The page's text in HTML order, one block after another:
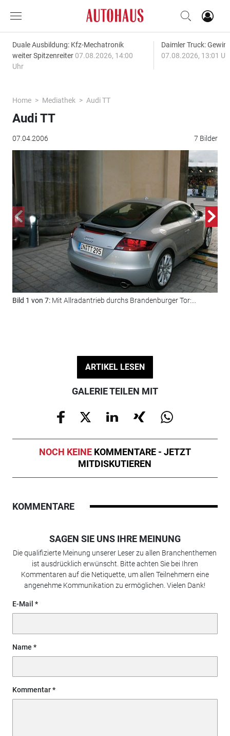
Duale Ausbildung: Kfz-Mechatronik
weiter Spitzenreiter 07.08.2026, 14:00
Uhr
Daimler Truck:
07.08.2026, 13:01
Home Mediathek Audi TT
07.04.2006 7 Bilder
Audi TT
Bild 1 von 7: Mit Allradantrieb durchs Brandenburger Tor:...
ARTIKEL LESEN
GALERIE TEILEN MIT
NOCH KEINE KOMMENTARE - JETZT
MITDISKUTIEREN
KOMMENTARE
SAGEN SIE UNS IHRE MEINUNG
Die qualifizierte Meinung unserer Leser zu allen Branchenthemen
ist ausdrücklich erwünscht. Bitte achten Sie bei Ihren
Kommentaren auf die Netiquette, um allen Teilnehmern eine
angenehme Kommunikation zu ermöglichen. Vielen Dank!
E-Mail
Name
Kommentar